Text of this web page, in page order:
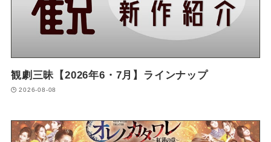
観劇三昧【2026年6・7月】ラインナップ
2026-08-08